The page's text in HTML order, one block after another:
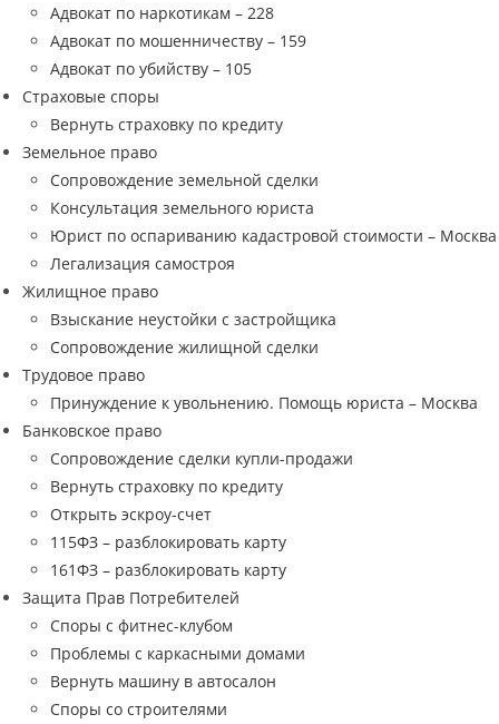
Адвокат по наркотикам – 228
Адвокат по мошенничеству – 159
Адвокат по убийству – 105
Страховые споры
Вернуть страховку по кредиту
Земельное право
Сопровождение земельной сделки
Консультация земельного юриста
Юрист по оспариванию кадастровой стоимости – Москва
Легализация самостроя
Жилищное право
Взыскание неустойки с застройщика
Сопровождение жилищной сделки
Трудовое право
Принуждение к увольнению. Помощь юриста – Москва
Банковское право
Сопровождение сделки купли-продажи
Вернуть страховку по кредиту
Открыть эскроу-счет
115ФЗ – разблокировать карту
161ФЗ – разблокировать карту
Защита Прав Потребителей
Споры с фитнес-клубом
Проблемы с каркасными домами
Вернуть машину в автосалон
Споры со строителями